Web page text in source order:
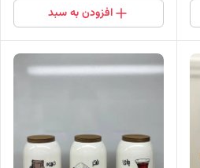
افزودن به سبد